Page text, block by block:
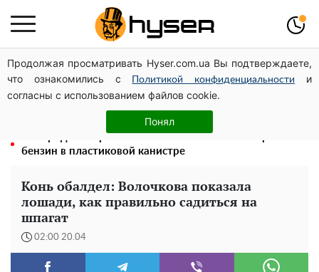
Продолжая просматривать Hyser.com.ua Вы подтверждаете,
что ознакомились с
Политикой конфиденциальности
и
согласны с использованием файлов cookie.
Понял
Полностью голая Анна Тринчер блеснула
"прелестями": таких размеров вы еще не видели
Как участник боевых действий может оформить
льготу на оплату коммунальных услуг: инструкция
бензин в пластиковой канистре
Конь обалдел: Волочкова показала
лошади, как правильно садиться на
шпагат
02:00 20.04